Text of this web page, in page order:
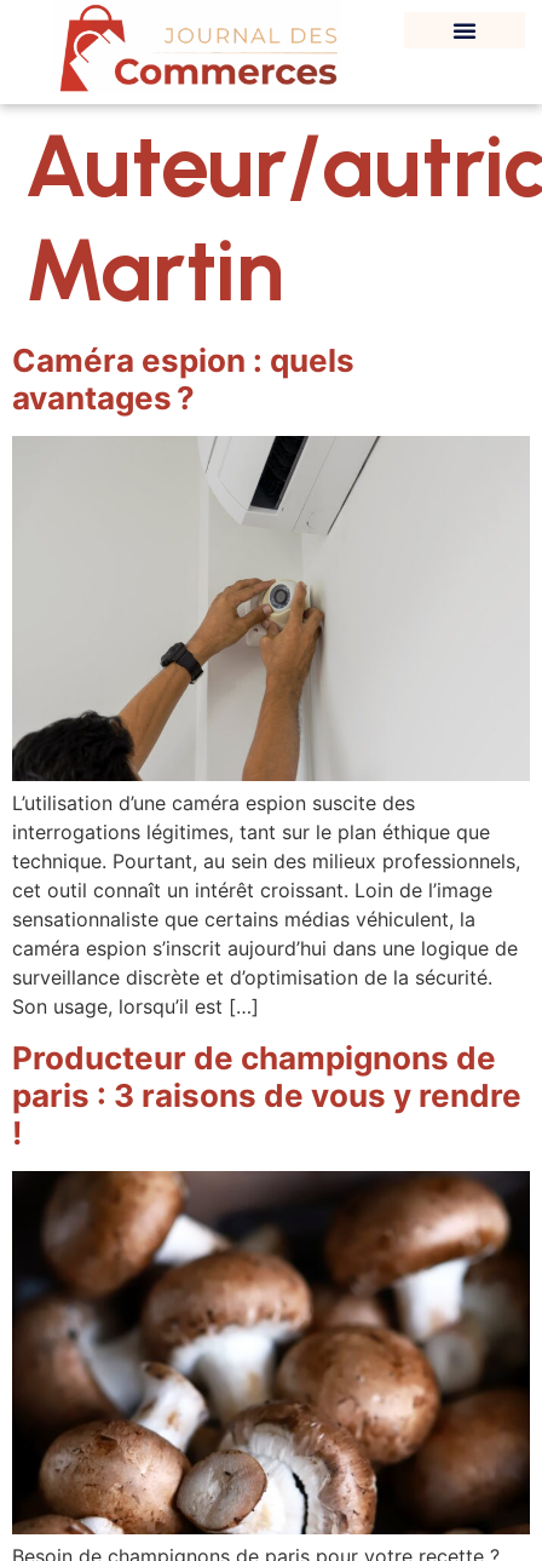
Auteur/
Martin
Caméra espion : quels
avantages ?
L’utilisation d’une caméra espion suscite des
interrogations légitimes, tant sur le plan éthique que
technique. Pourtant, au sein des milieux professionnels,
cet outil connaît un intérêt croissant. Loin de l’image
sensationnaliste que certains médias véhiculent, la
caméra espion s’inscrit aujourd’hui dans une logique de
surveillance discrète et d’optimisation de la sécurité.
Son usage, lorsqu’il est […]
Producteur de champignons de
paris : 3 raisons de vous y rendre
!
Besoin de champignons de paris pour votre recette ?